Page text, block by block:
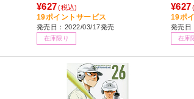
¥627 (税込)
19ポイントサービス
発売日：2022/03/17発売
在庫限り
¥627
19ポ
発売日
在庫